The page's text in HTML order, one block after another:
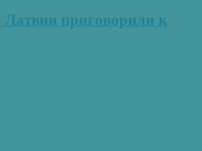
приговорили к